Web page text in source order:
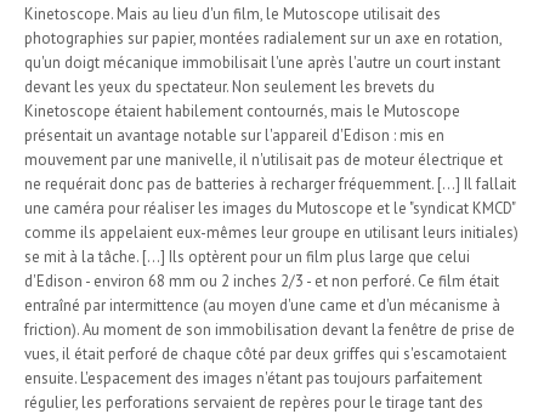
Kinetoscope. Mais au lieu d'un film, le Mutoscope utilisait des
photographies sur papier, montées radialement sur un axe en rotation,
qu'un doigt mécanique immobilisait l'une après l'autre un court instant
devant les yeux du spectateur. Non seulement les brevets du
Kinetoscope étaient habilement contournés, mais le Mutoscope
présentait un avantage notable sur l'appareil d'Edison : mis en
mouvement par une manivelle, il n'utilisait pas de moteur électrique et
ne requérait donc pas de batteries à recharger fréquemment. [...] Il fallait
une caméra pour réaliser les images du Mutoscope et le "syndicat KMCD"
comme ils appelaient eux-mêmes leur groupe en utilisant leurs initiales)
se mit à la tâche. [...] Ils optèrent pour un film plus large que celui
d'Edison - environ 68 mm ou 2 inches 2/3 - et non perforé. Ce film était
entraîné par intermittence (au moyen d'une came et d'un mécanisme à
friction). Au moment de son immobilisation devant la fenêtre de prise de
vues, il était perforé de chaque côté par deux griffes qui s'escamotaient
ensuite. L'espacement des images n'étant pas toujours parfaitement
régulier, les perforations servaient de repères pour le tirage tant des